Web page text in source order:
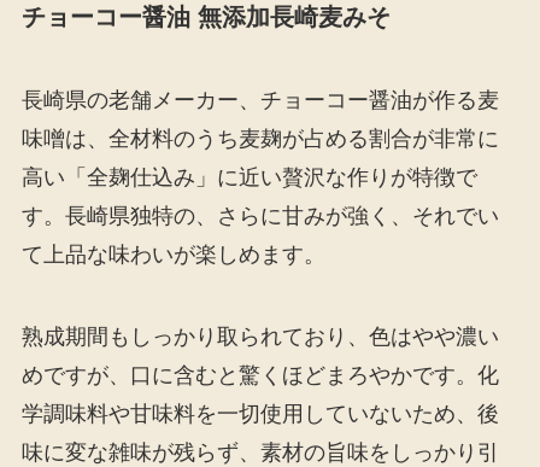
チョーコー醤油 無添加長崎麦みそ
長崎県の老舗メーカー、チョーコー醤油が作る麦
味噌は、全材料のうち麦麹が占める割合が非常に
高い「全麹仕込み」に近い贅沢な作りが特徴で
す。長崎県独特の、さらに甘みが強く、それでい
て上品な味わいが楽しめます。
熟成期間もしっかり取られており、色はやや濃い
めですが、口に含むと驚くほどまろやかです。化
学調味料や甘味料を一切使用していないため、後
味に変な雑味が残らず、素材の旨味をしっかり引